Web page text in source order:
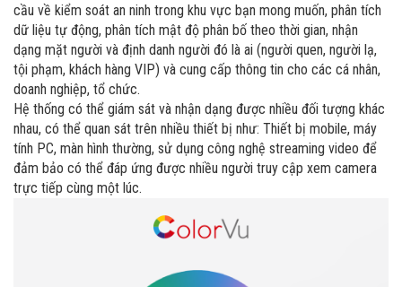
cầu về kiểm soát an ninh trong khu vực bạn mong muốn, phân tích
dữ liệu tự động, phân tích mật độ phân bố theo thời gian, nhận
dạng mặt người và định danh người đó là ai (người quen, người lạ,
tội phạm, khách hàng VIP) và cung cấp thông tin cho các cá nhân,
doanh nghiệp, tổ chức.
Hệ thống có thể giám sát và nhận dạng được nhiều đối tượng khác
nhau, có thể quan sát trên nhiều thiết bị như: Thiết bị mobile, máy
tính PC, màn hình thường, sử dụng công nghệ streaming video để
đảm bảo có thể đáp ứng được nhiều người truy cập xem camera
trực tiếp cùng một lúc.